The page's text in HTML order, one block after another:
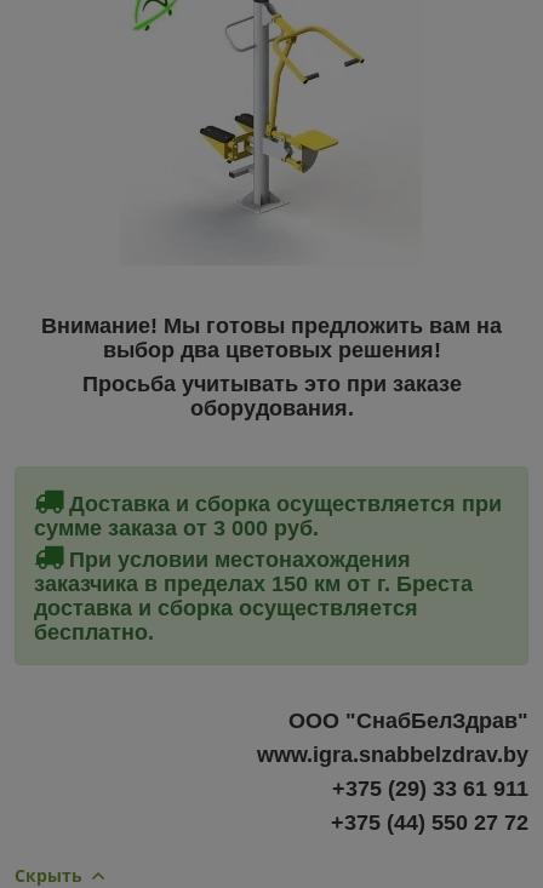
Внимание! Мы готовы предложить вам на
выбор два цветовых решения!
Просьба учитывать это при заказе
оборудования.
Доставка и сборка осуществляется при
сумме заказа от 3 000 руб.
При условии местонахождения
заказчика в пределах 150 км от г. Бреста
доставка и сборка осуществляется
бесплатно.
ООО "СнабБелЗдрав"
www.igra.snabbelzdrav.by
+375 (29) 33 61 911
+375 (44) 550 27 72
Скрыть